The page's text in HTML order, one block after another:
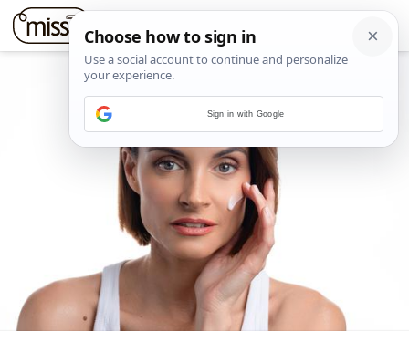
Sign in with Google